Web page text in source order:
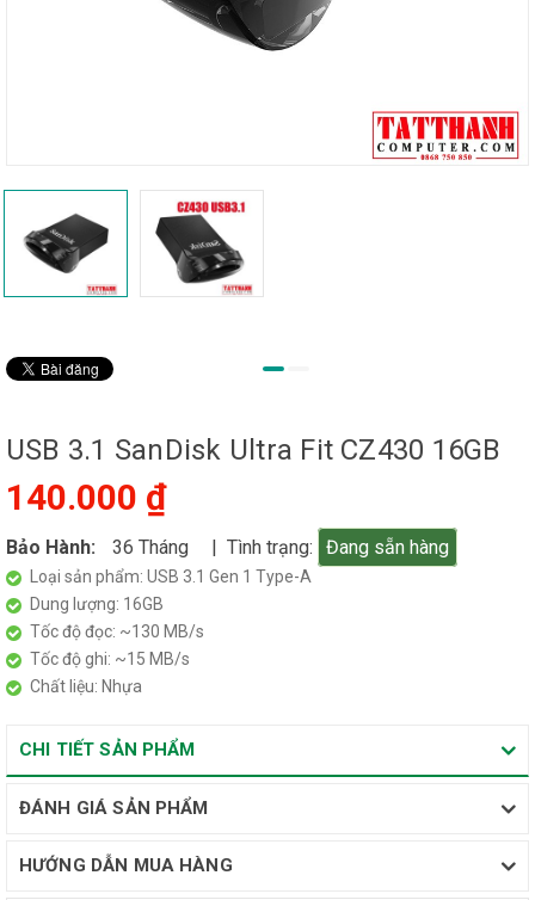
USB 3.1 SanDisk Ultra Fit CZ430 16GB
140.000 ₫
Bảo Hành: 36 Tháng | Tình trạng: Đang sẵn hàng
Loại sản phẩm: USB 3.1 Gen 1 Type-A
Dung lượng: 16GB
Tốc độ đọc: ~130 MB/s
Tốc độ ghi: ~15 MB/s
Chất liệu: Nhựa
CHI TIẾT SẢN PHẨM
ĐÁNH GIÁ SẢN PHẨM
HƯỚNG DẪN MUA HÀNG